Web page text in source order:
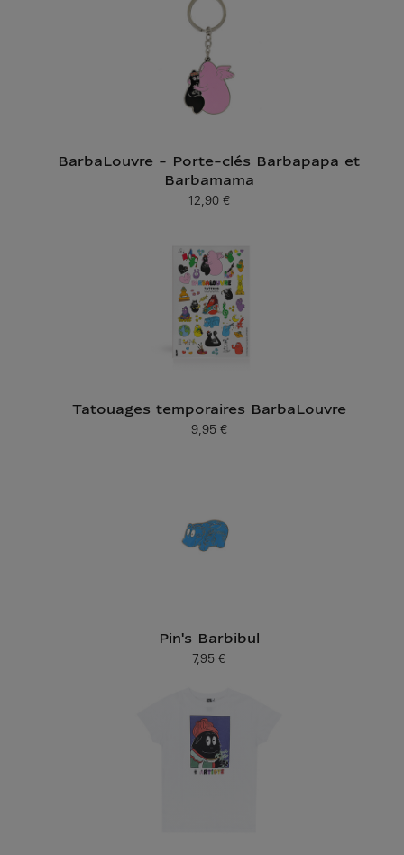
BarbaLouvre - Porte-clés Barbapapa et
Barbamama
Prix ​​actuel
12,90 €
Tatouages temporaires BarbaLouvre
Prix ​​actuel
9,95 €
Pin's Barbibul
Prix ​​actuel
7,95 €